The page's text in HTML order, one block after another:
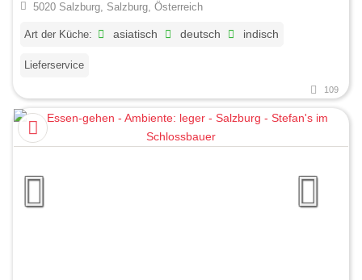
5020 Salzburg, Salzburg, Österreich
Art der Küche: asiatisch deutsch indisch
Lieferservice
109